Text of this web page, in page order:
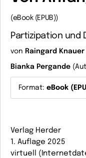
(eBook (EPUB))
Partizipation und
von Raingard Knauer
Bianka Pergande
Format: eBook
Verlag Herder
1. Auflage 2025
virtuell